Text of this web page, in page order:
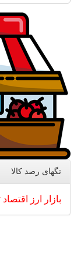
تگهای رصد كالا
بازار ارز اقتصاد